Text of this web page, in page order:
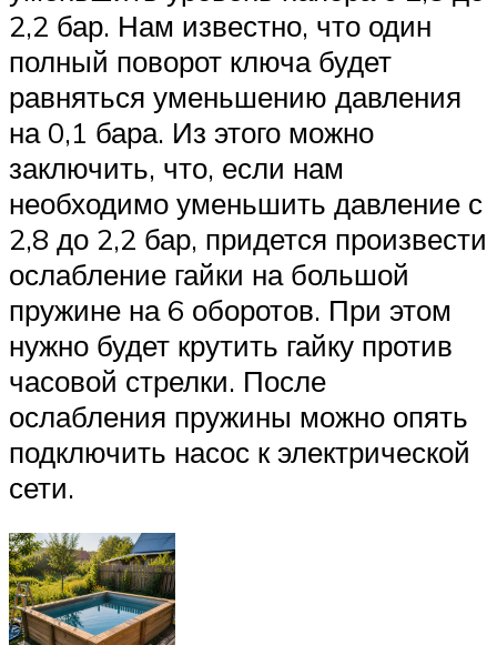
2,2 бар. Нам известно, что один
полный поворот ключа будет
равняться уменьшению давления
на 0,1 бара. Из этого можно
заключить, что, если нам
необходимо уменьшить давление с
2,8 до 2,2 бар, придется произвести
ослабление гайки на большой
пружине на 6 оборотов. При этом
нужно будет крутить гайку против
часовой стрелки. После
ослабления пружины можно опять
подключить насос к электрической
сети.